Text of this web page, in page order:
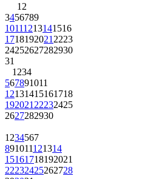
1 2
3456789
10111213141516
1718192021 2223
24252627282930
31
1 234
567891011
12131415161718
192021 22232425
2627282930
1 234567
891011121314
15161718192021
22232425262728